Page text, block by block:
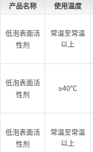
产品名称 使用温度
低泡表面活
性剂
常温至常温
以上
低泡表面活
性剂
≥40℃
低泡表面活
性剂
常温至常温
以上